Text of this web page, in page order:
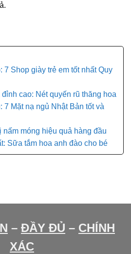
7 Shop giày trẻ em tốt nhất Quy
cao: Nét quyến rũ thăng hoa
7 Mặt nạ ngủ Nhật Bản tốt và
nấm móng hiệu quả hàng đầu
Sữa tắm hoa anh đào cho bé
– ĐẦY ĐỦ – CHÍNH
XÁC